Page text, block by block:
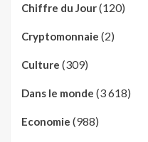
Chiffre du Jour(120)
Cryptomonnaie (2)
Culture (309)
Dans le monde (3 618)
Economie (988)